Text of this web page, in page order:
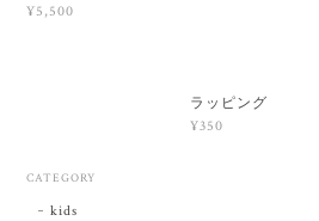
¥5,500
ラッピング
¥350
CATEGORY
kids